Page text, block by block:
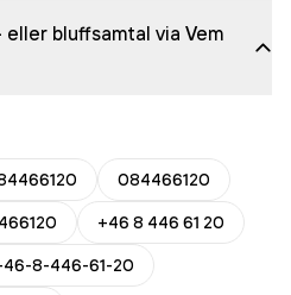
bluffsamtal via Vem
084466120
+46 8 446 61 20
8-446-61-20